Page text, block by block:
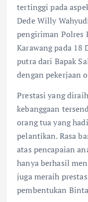
tertinggi pada
Dede Willy
pengiriman Polres
Karawang pada 18
putra dari Bapak
dengan pekerjaan
Prestasi yang
kebanggaan
orang tua yang
pelantikan. Rasa
atas pencapaian
hanya berhasil
juga meraih
pembentukan